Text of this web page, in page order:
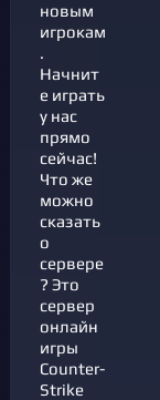
новым
игрокам
.
Начнит
е играть
у нас
прямо
сейчас!
Что же
можно
сказать
о
сервере
? Это
сервер
онлайн
игры
Counter-
Strike